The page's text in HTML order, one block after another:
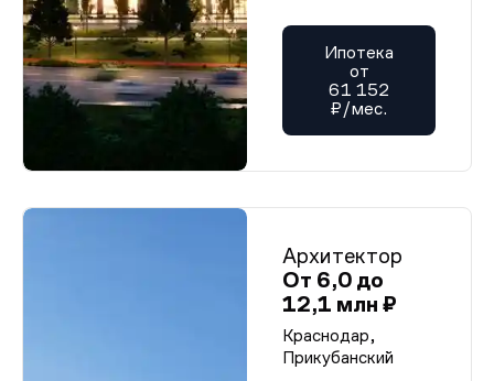
Ипотека
от
61 152
₽/мес.
Архитектор
От 6,0 до
12,1 млн ₽
Краснодар,
Прикубанский